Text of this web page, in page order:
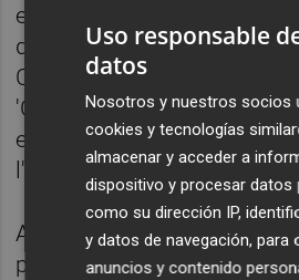
emergencia son
de Coordinación de
Comunitat Valenciana, a
'Coordcom', alojado en las
este organismo. El CCE
l'Eliana.
Así, en cuanto a la
para la instrucción del
Uso responsable
datos
Nosotros y nuestros socios
cookies y tecnologías
almacenar y acceder a
dispositivo y procesar datos
como su dirección IP,
y datos de navegación, para
anuncios y contenido